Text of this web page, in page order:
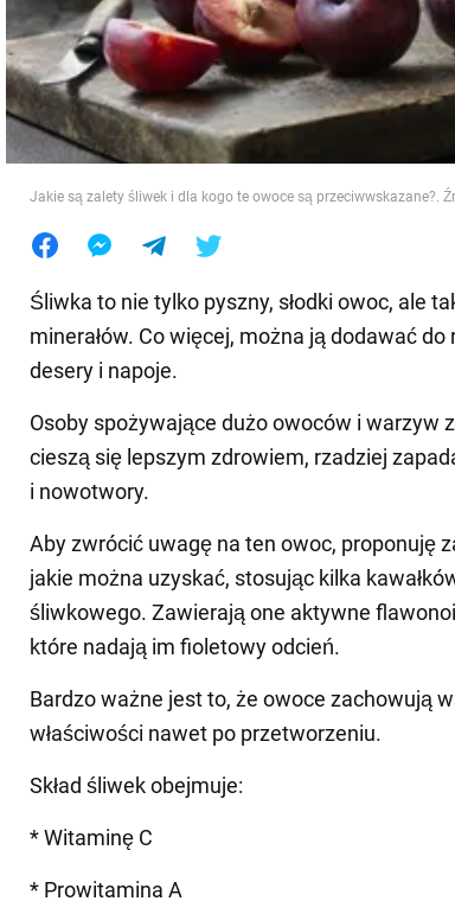
Jedzenie
Jakie są zalety śliwek i dla kogo te owoce są przeciwwskazane?.
Śliwka to nie tylko pyszny, słodki owoc, ale
minerałów. Co więcej, można ją dodawać
desery i napoje.
Osoby spożywające dużo owoców i warzyw
cieszą się lepszym zdrowiem, rzadziej
i nowotwory.
Aby zwrócić uwagę na ten owoc, proponuję
jakie można uzyskać, stosując kilka
śliwkowego. Zawierają one aktywne
które nadają im fioletowy odcień.
Bardzo ważne jest to, że owoce zachowują
właściwości nawet po przetworzeniu.
Skład śliwek obejmuje:
* Witaminę C
* Prowitamina A